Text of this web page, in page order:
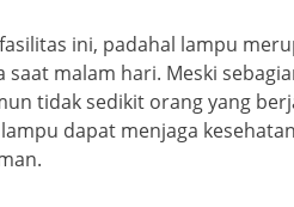
ini, padahal lampu
malam hari. Meski
tidak sedikit orang yang
dapat menjaga